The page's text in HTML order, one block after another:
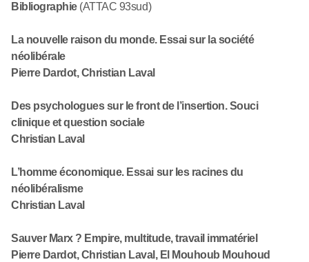
Bibliographie (ATTAC 93sud)
La nouvelle raison du monde. Essai sur la société
néolibérale
Pierre Dardot, Christian Laval
Des psychologues sur le front de l’insertion. Souci
clinique et question sociale
Christian Laval
L’homme économique. Essai sur les racines du
néolibéralisme
Christian Laval
Sauver Marx ? Empire, multitude, travail immatériel
Pierre Dardot, Christian Laval, El Mouhoub Mouhoud